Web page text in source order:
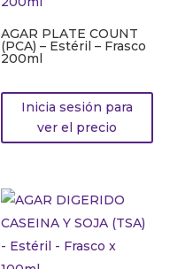
AGAR PLATE COUNT
(PCA) – Estéril – Frasco
200ml
Inicia sesión para
ver el precio